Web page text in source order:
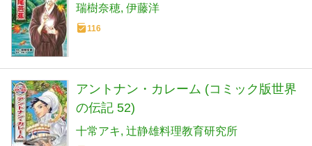
瑞樹奈穂 伊藤洋
116
アントナン・カレーム (コミック版世界
の伝記 52)
十常アキ 辻静雄料理教育研究所